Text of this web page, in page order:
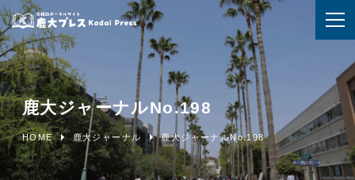
鹿大ジャーナルNo.198
HOME 鹿大ジャーナル 鹿大ジャーナルNo.198